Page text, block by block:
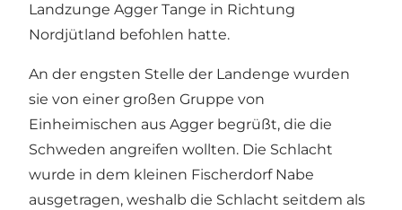
Landzunge Agger Tange in Richtung
Nordjütland befohlen hatte.
An der engsten Stelle der Landenge wurden
sie von einer großen Gruppe von
Einheimischen aus Agger begrüßt, die die
Schweden angreifen wollten. Die Schlacht
wurde in dem kleinen Fischerdorf Nabe
ausgetragen, weshalb die Schlacht seitdem als